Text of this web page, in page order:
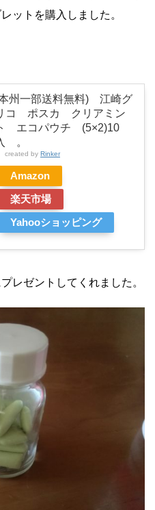
ットを購入しました。
州一部送料無料) 江崎グ
コ ポスカ クリアミン
エコパウチ (5×2)10
。
created by Rinker
Amazon
楽天市場
Yahooショッピング
レゼントしてくれました。